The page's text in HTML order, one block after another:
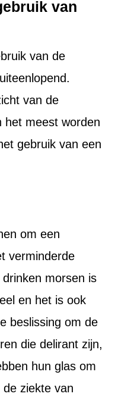
van
van de
van de
het meest worden
gebruik van een
om een
verminderde
morsen is
en het is ook
beslissing om de
die delirant zijn,
hun glas om
ziekte van